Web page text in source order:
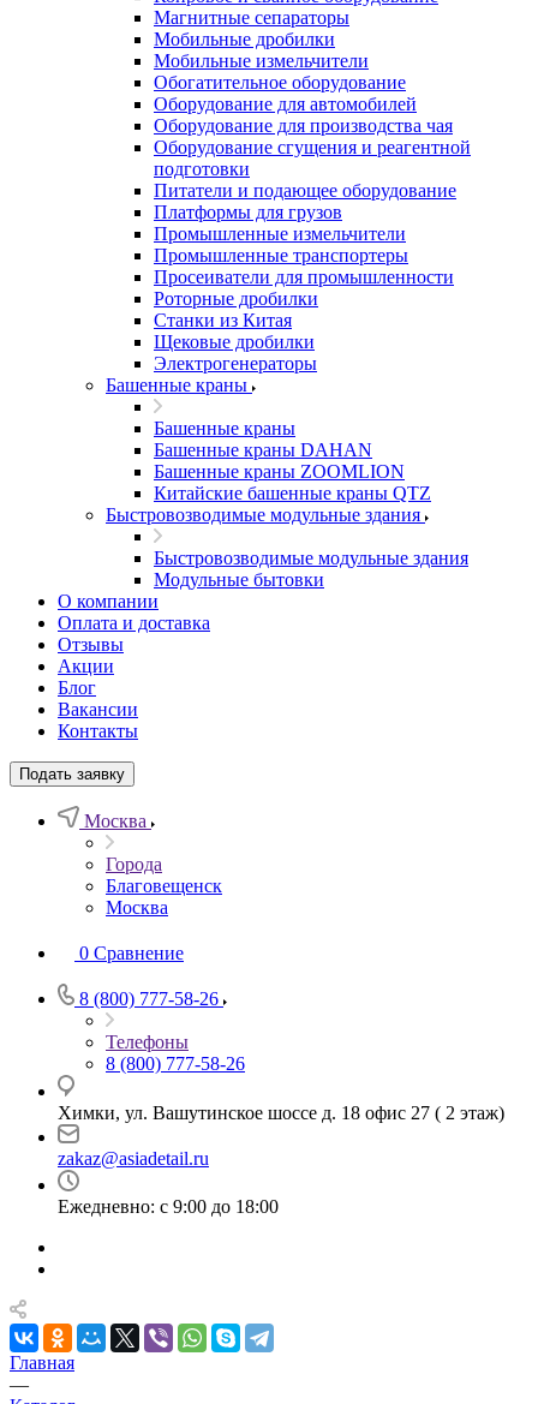
Магнитные сепараторы
Мобильные дробилки
Мобильные измельчители
Обогатительное оборудование
Оборудование для автомобилей
Оборудование для производства чая
Оборудование сгущения и реагентной
подготовки
Питатели и подающее оборудование
Платформы для грузов
Промышленные измельчители
Промышленные транспортеры
Просеиватели для промышленности
Роторные дробилки
Станки из Китая
Щековые дробилки
Электрогенераторы
Башенные краны
Башенные краны
Башенные краны DAHAN
Башенные краны ZOOMLION
Китайские башенные краны QTZ
Быстровозводимые модульные здания
Быстровозводимые модульные здания
Модульные бытовки
О компании
Оплата и доставка
Отзывы
Акции
Блог
Вакансии
Контакты
Подать заявку
Москва
Города
Благовещенск
Москва
0 Сравнение
8 (800) 777-58-26
Телефоны
8 (800) 777-58-26
Химки, ул. Вашутинское шоссе д. 18 офис 27 ( 2 этаж)
zakaz@asiadetail.ru
Ежедневно: с 9:00 до 18:00
Главная
—